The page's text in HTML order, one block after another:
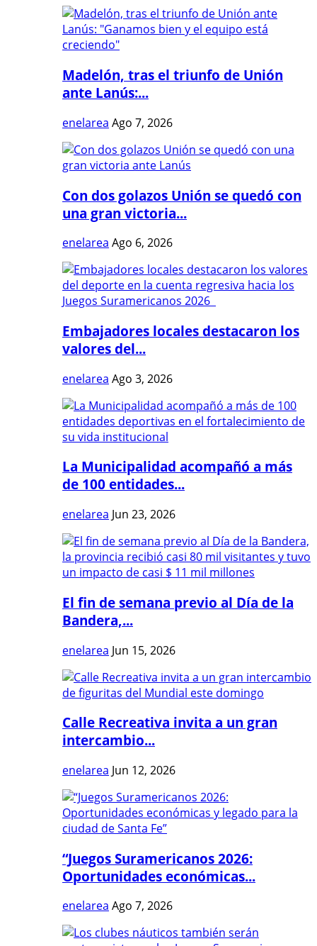
Madelón, tras el triunfo de Unión
ante Lanús:...
enelarea Ago 7, 2026
Con dos golazos Unión se quedó con
una gran victoria...
enelarea Ago 6, 2026
Embajadores locales destacaron los
valores del...
enelarea Ago 3, 2026
La Municipalidad acompañó a más
de 100 entidades...
enelarea Jun 23, 2026
El fin de semana previo al Día de la
Bandera,...
enelarea Jun 15, 2026
Calle Recreativa invita a un gran
intercambio...
enelarea Jun 12, 2026
“Juegos Suramericanos 2026:
Oportunidades económicas...
enelarea Ago 7, 2026